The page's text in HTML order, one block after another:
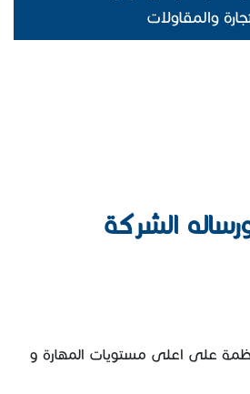
والمقاولات
الشركة
على اعلى مستويات المهارة و